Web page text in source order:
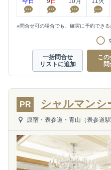
※問合せ可の場合でも、確実に予約できる
一括問合せ
リストに追加
この
PR シャルマンシ
原宿・表参道・青山（表参道駅